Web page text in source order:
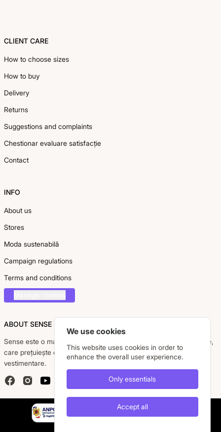
CLIENT CARE
How to choose sizes
How to buy
Delivery
Returns
Suggestions and complaints
Chestionar evaluare satisfacție
Contact
INFO
About us
Stores
Moda sustenabilă
Campaign regulations
Terms and conditions
ABOUT SENSE
Sense este o marcă românească dedicată femeii moderne, active,
care prețuiește eleganța, confortul și calitatea pieselor
vestimentare.
FacebookInstagramYouTube
We use cookies
This website uses cookies in order to
enhance the overall user experience.
Only essentials
Accept all